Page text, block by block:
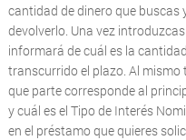
cantidad de dinero que buscas
devolverlo. Una vez
informará de cuál es la
transcurrido el plazo. Al
que parte corresponde al
y cuál es el Tipo de Interés
en el préstamo que quieres